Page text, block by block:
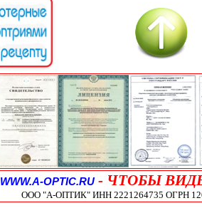
WWW.A-OPTIC.RU - ЧТОБЫ
ООО "А-ОПТИК" ИНН 2221264735 ОГРН